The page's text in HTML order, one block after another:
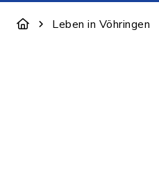
Leben in Vöhringen